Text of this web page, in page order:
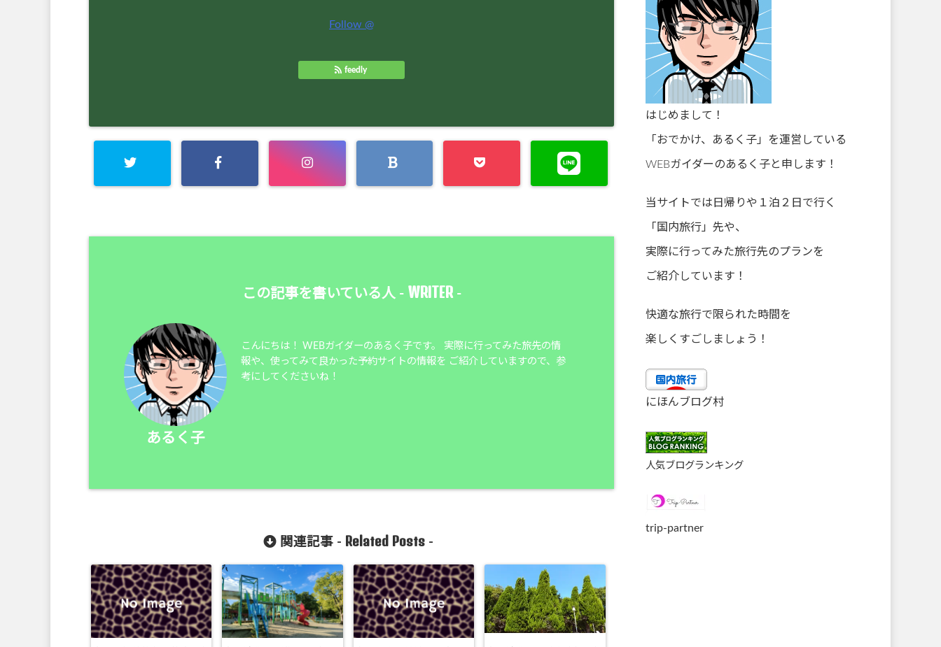
Follow @
feedly
この記事を書いている人 - WRITER-
あるく子
こんにちは！ WEBガイダーのあるく子です。 実際に行ってみた旅先の情
報や、使ってみて良かった予約サイトの情報を ご紹介していますので、参
考にしてくださいね！
関連記事 - Related Posts-
はじめまして！
「おでかけ、あるく子」を運営している
WEBガイダーのあるく子と申します！
当サイトでは日帰りや１泊２日で行く
「国内旅行」先や、
実際に行ってみた旅行先のプランを
ご紹介しています！
快適な旅行で限られた時間を
楽しくすごしましょう！
にほんブログ村
人気ブログランキング
trip-partner